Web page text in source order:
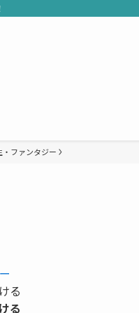
・ファンタジー
る
る